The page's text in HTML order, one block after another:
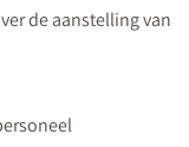
de aanstelling van